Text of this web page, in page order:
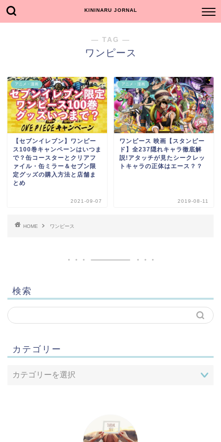
KININARU JORNAL
― TAG ―
ワンピース
アニメ・漫画
【セブンイレブン】ワンピー
ス100巻キャンペーンはいつま
で？缶コースターとクリアフ
ァイル・缶ミラー＆セブン限
定グッズの購入方法と店舗ま
とめ
2021-09-07
アニメ・漫画
ワンピース 映画【スタンピー
ド】全237隠れキャラ徹底解
説!アタッチが見たシークレッ
トキャラの正体はエース？？
2019-08-11
HOME ワンピース
検索
カテゴリー